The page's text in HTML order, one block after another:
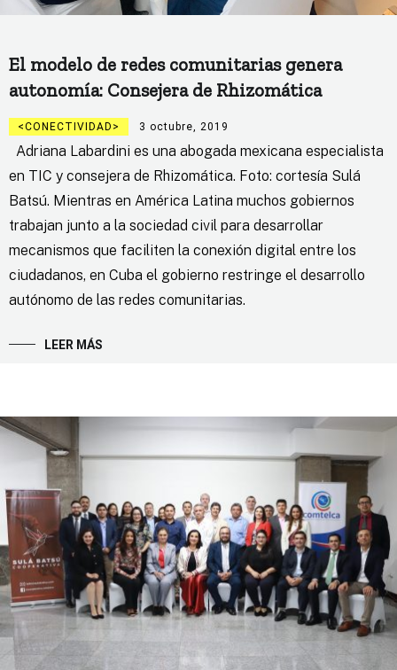
El modelo de redes comunitarias genera
autonomía: Consejera de Rhizomática
CONECTIVIDAD 3 octubre, 2019
Adriana Labardini es una abogada mexicana especialista
en TIC y consejera de Rhizomática. Foto: cortesía Sulá
Batsú. Mientras en América Latina muchos gobiernos
trabajan junto a la sociedad civil para desarrollar
mecanismos que faciliten la conexión digital entre los
ciudadanos, en Cuba el gobierno restringe el desarrollo
autónomo de las redes comunitarias.
LEER MÁS